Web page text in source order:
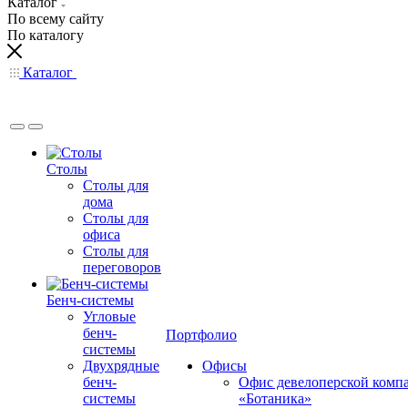
По всему сайту
По каталогу
Каталог
Столы
Столы для
дома
Столы для
офиса
Столы для
переговоров
Бенч-системы
Угловые
бенч-
системы
Двухрядные
бенч-
системы
Портфолио
Офисы
Офис девелоперской
«Ботаника»